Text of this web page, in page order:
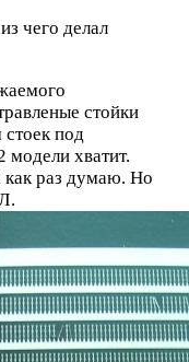
чего делал
стойки
под
хватит.
как раз думаю. Но